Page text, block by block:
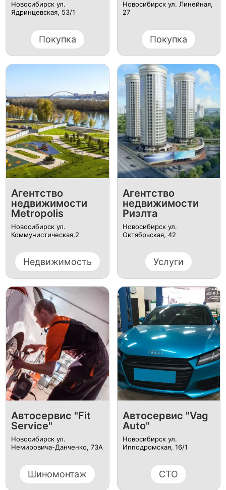
Новосибирск ул.
Ядринцевская, 53/1
Покупка
Новосибирск ул. Линейная,
27
Покупка
Агентство
недвижимости
Metropolis
Новосибирск ул.
Коммунистическая,2
Недвижимость
Агентство
недвижимости
Риэлта
Новосибирск ул.
Октябрьская, 42
Услуги
Автосервис "Fit
Service"
Новосибирск ул.
Немировича-Данченко, 73А
Шиномонтаж
Автосервис "Vag
Auto"
Новосибирск ул.
Ипподромская, 16/1
СТО